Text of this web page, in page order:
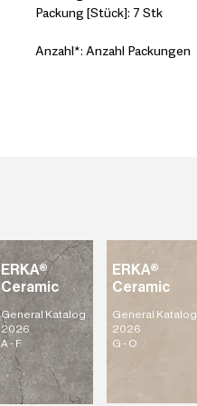
Packung [Stück]: 7 Stk
Anzahl*: Anzahl Packungen
ERKA®
Ceramic
General Katalog
2026
G - O
ERKA®
Ceramic
General Katalog
2026
A - F